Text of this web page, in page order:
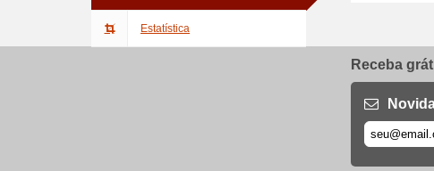
Estatística
Receba